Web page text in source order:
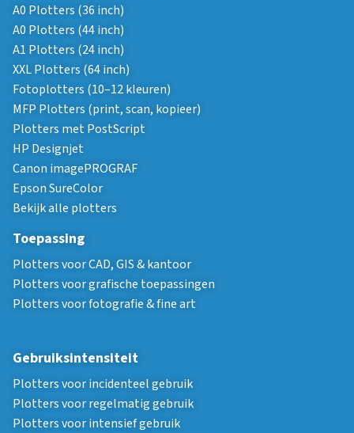
A0 Plotters (36 inch)
A0 Plotters (44 inch)
A1 Plotters (24 inch)
XXL Plotters (64 inch)
Fotoplotters (10–12 kleuren)
MFP Plotters (print, scan, kopieer)
Plotters met PostScript
HP Designjet
Canon imagePROGRAF
Epson SureColor
Bekijk alle plotters
Toepassing
Plotters voor CAD, GIS & kantoor
Plotters voor grafische toepassingen
Plotters voor fotografie & fine art
Gebruiksintensiteit
Plotters voor incidenteel gebruik
Plotters voor regelmatig gebruik
Plotters voor intensief gebruik